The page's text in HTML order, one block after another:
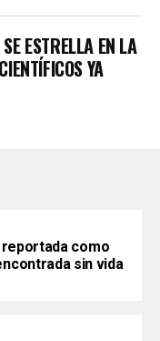
ESTRELLA EN LA
YA
reportada como
sin vida